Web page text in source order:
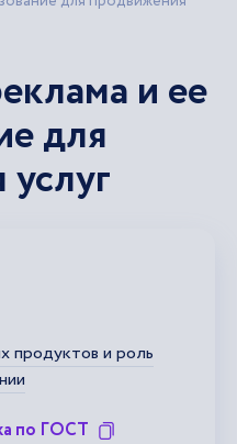
и ее
для
продуктов и роль
по ГОСТ